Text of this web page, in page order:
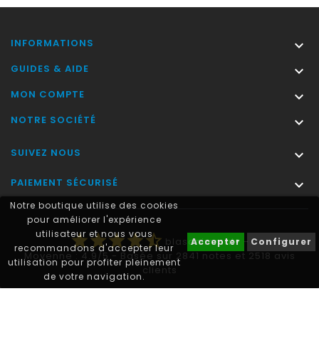
Notre boutique utilise des cookies
pour améliorer l'expérience
utilisateur et nous vous
recommandons d'accepter leur
utilisation pour profiter pleinement
de votre navigation.
Accepter Configurer
INFORMATIONS 
GUIDES & AIDE 
MON COMPTE 
NOTRE SOCIÉTÉ 
SUIVEZ NOUS 
PAIEMENT SÉCURISÉ 
starstarstarstarstar_half blasonimmat® -
Moyenne :4.9/5- Basée sur 2841notes et2518avis
clients